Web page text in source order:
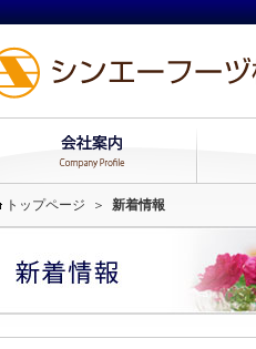
トップページ ＞ 新着情報